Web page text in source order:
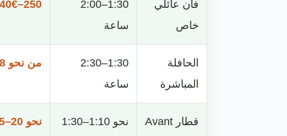
فان عائلي
خاص
1:30–2:00
ساعة
250–340€ للفان
الحافلة
المباشرة
1:30–2:30
ساعة
من نحو 8–25€ للفرد
قطار Avant
نحو 1:10–1:30
نحو 20–35€ للفرد